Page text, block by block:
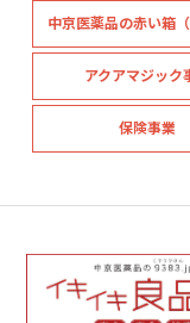
中京医薬品の赤い箱（
アクアマジック
保険事業